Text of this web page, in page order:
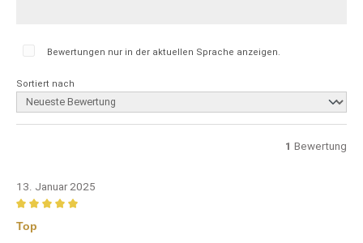
Bewertungen nur in der aktuellen Sprache anzeigen.
Sortiert nach
1 Bewertung
13. Januar 2025
Bewertung mit 5 von 5 Sternen
Top